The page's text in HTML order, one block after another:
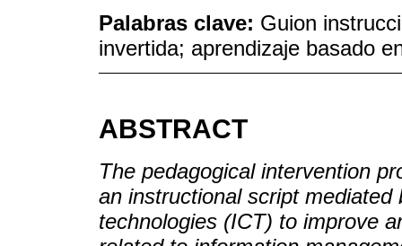
Palabras clave: Guion
invertida; aprendizaje basado
ABSTRACT
The pedagogical intervention
an instructional script
technologies (ICT) to improve